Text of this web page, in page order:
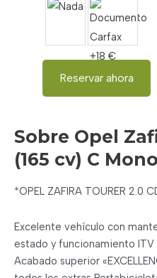
Reservar ahora
Sobre Opel
(165 cv) C
*OPEL ZAFIRA TOURER 2.0
Excelente vehículo con
estado y funcionamiento
Acabado superior